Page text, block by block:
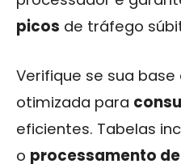
picos de tráfego
Verifique se sua
otimizada para
eficientes. Tabelas
o processamento